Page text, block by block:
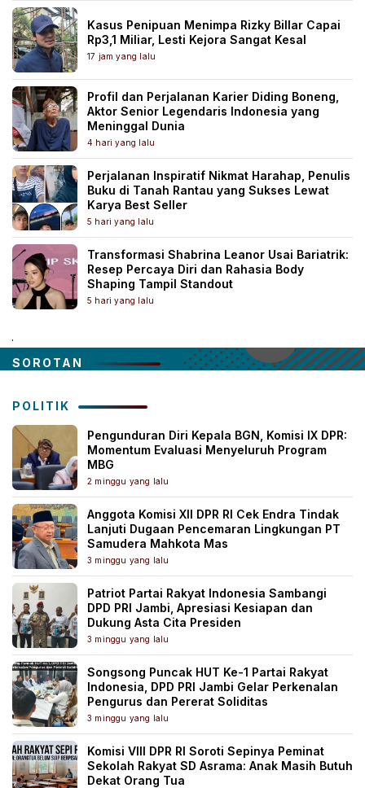
Kasus Penipuan Menimpa Rizky Billar Capai
Rp3,1 Miliar, Lesti Kejora Sangat Kesal
17 jam yang lalu
Profil dan Perjalanan Karier Diding Boneng,
Aktor Senior Legendaris Indonesia yang
Meninggal Dunia
4 hari yang lalu
Perjalanan Inspiratif Nikmat Harahap, Penulis
Buku di Tanah Rantau yang Sukses Lewat
Karya Best Seller
5 hari yang lalu
Transformasi Shabrina Leanor Usai Bariatrik:
Resep Percaya Diri dan Rahasia Body
Shaping Tampil Standout
5 hari yang lalu
.
SOROTAN
POLITIK
Pengunduran Diri Kepala BGN, Komisi IX DPR:
Momentum Evaluasi Menyeluruh Program
MBG
2 minggu yang lalu
Anggota Komisi XII DPR RI Cek Endra Tindak
Lanjuti Dugaan Pencemaran Lingkungan PT
Samudera Mahkota Mas
3 minggu yang lalu
Patriot Partai Rakyat Indonesia Sambangi
DPD PRI Jambi, Apresiasi Kesiapan dan
Dukung Asta Cita Presiden
3 minggu yang lalu
Songsong Puncak HUT Ke-1 Partai Rakyat
Indonesia, DPD PRI Jambi Gelar Perkenalan
Pengurus dan Pererat Soliditas
3 minggu yang lalu
Komisi VIII DPR RI Soroti Sepinya Peminat
Sekolah Rakyat SD Asrama: Anak Masih Butuh
Dekat Orang Tua